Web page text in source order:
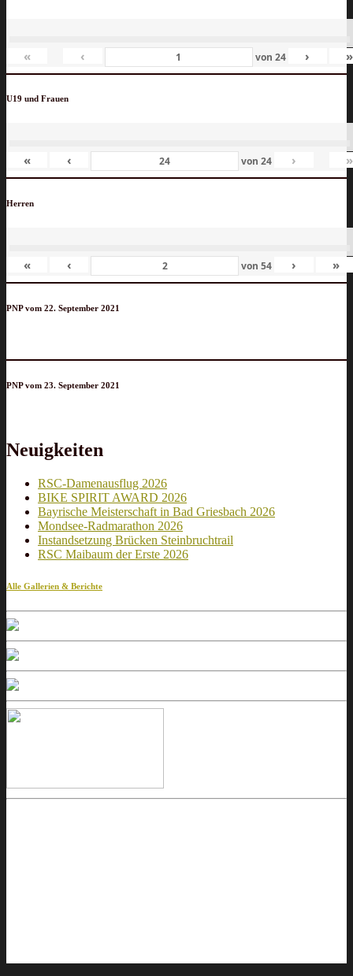
« ‹ von 24 › »
U19 und Frauen
« ‹ von24 › »
Herren
« ‹ von54 › »
PNP vom 22. September 2021
PNP vom 23. September 2021
Neuigkeiten
RSC-Damenausflug 2026
BIKE SPIRIT AWARD 2026
Bayrische Meisterschaft in Bad Griesbach 2026
Mondsee-Radmarathon 2026
Instandsetzung Brücken Steinbruchtrail
RSC Maibaum der Erste 2026
Alle Gallerien & Berichte